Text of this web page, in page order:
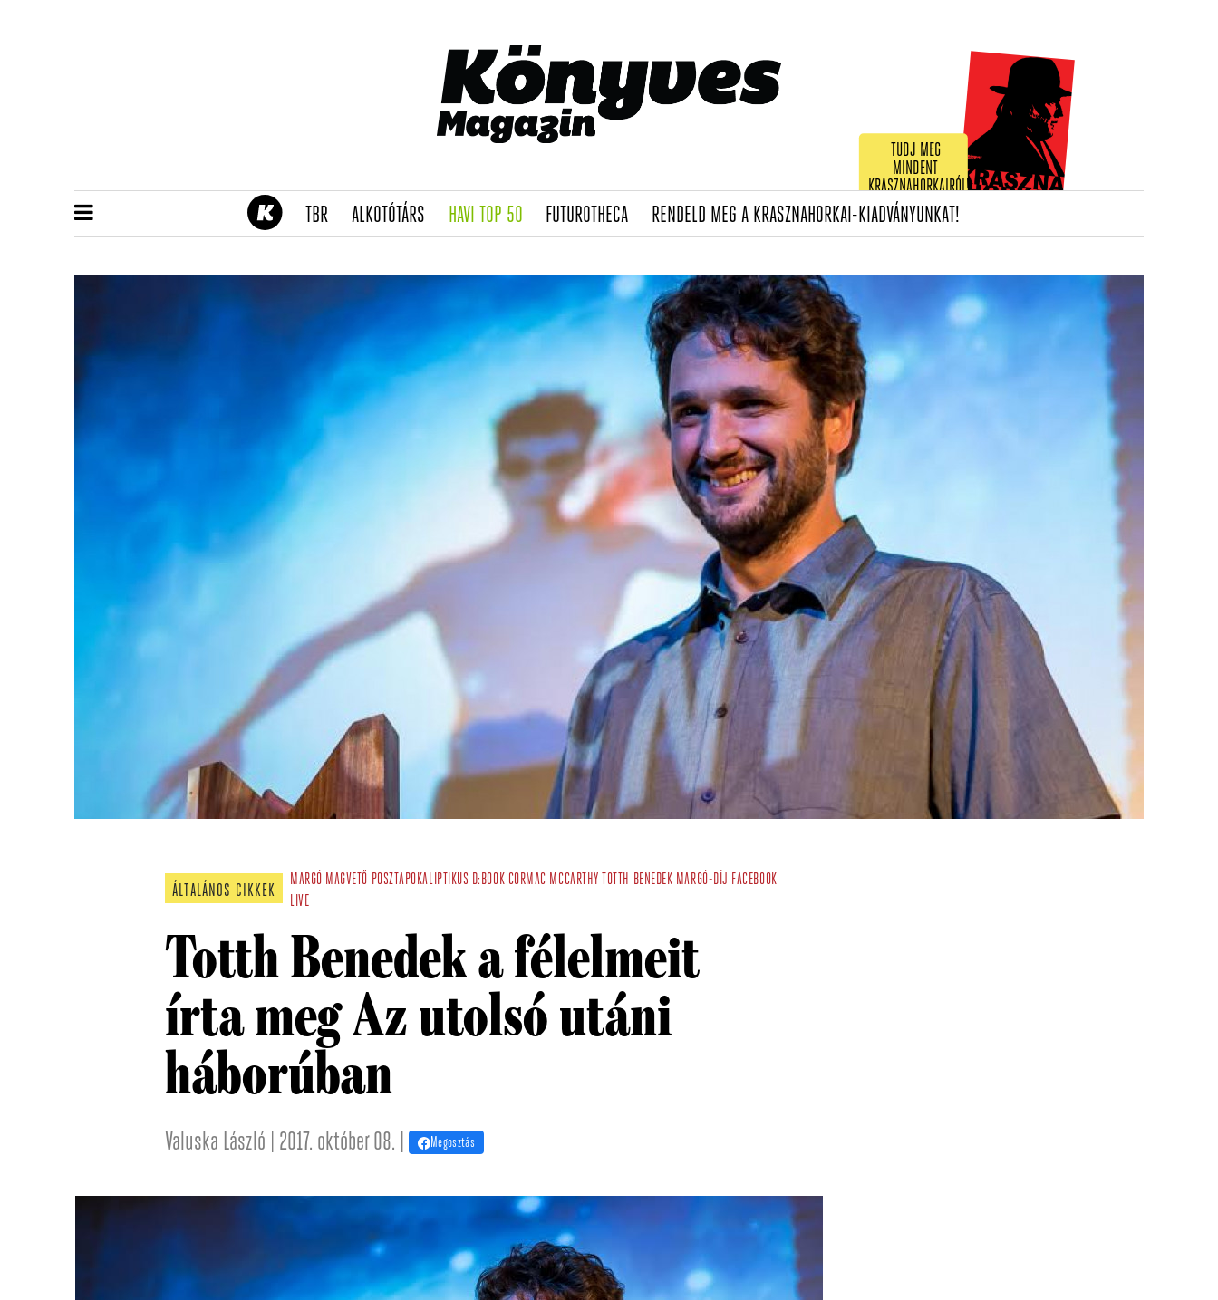
TUDJ MEG
MINDENT
KRASZNAHORKAIRÓL!
TBR(CURRENT)
ALKOTÓTÁRS(CURRENT)
HAVI TOP 50(CURRENT)
FUTUROTHECA(CURRENT)
RENDELD MEG A KRASZNAHORKAI-KIADVÁNYUNKAT!(CURRENT)
ÁLTALÁNOS CIKKEK
MARGÓ MAGVETŐ POSZTAPOKALIPTIKUS D:BOOK CORMAC MCCARTHY TOTTH BENEDEK MARGÓ-DÍJ FACEBOOK
LIVE
Totth Benedek a félelmeit
írta meg Az utolsó utáni
háborúban
Valuska László | 2017. október 08. | Megosztás